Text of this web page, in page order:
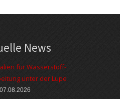
News
für Wasserstoff-
unter der Lupe